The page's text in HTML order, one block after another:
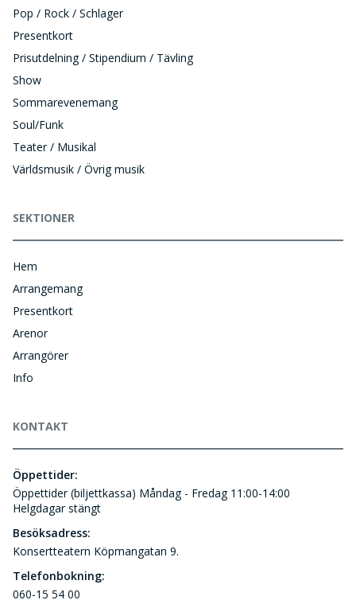
Pop / Rock / Schlager
Presentkort
Prisutdelning / Stipendium / Tävling
Show
Sommarevenemang
Soul/Funk
Teater / Musikal
Världsmusik / Övrig musik
SEKTIONER
Hem
Arrangemang
Presentkort
Arenor
Arrangörer
Info
KONTAKT
Öppettider:
Öppettider (biljettkassa) Måndag - Fredag 11:00-14:00
Helgdagar stängt
Besöksadress:
Konsertteatern Köpmangatan 9.
Telefonbokning:
060-15 54 00